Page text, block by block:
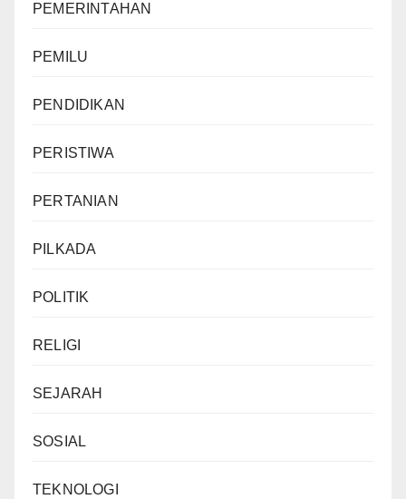
PEMERINTAHAN
PEMILU
PENDIDIKAN
PERISTIWA
PERTANIAN
PILKADA
POLITIK
RELIGI
SEJARAH
SOSIAL
TEKNOLOGI